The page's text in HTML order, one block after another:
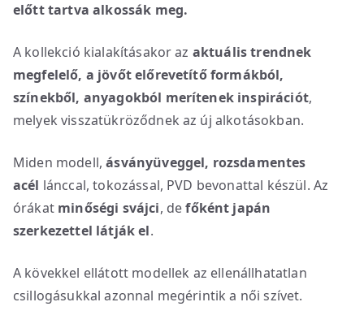
előtt tartva alkossák meg.
A kollekció kialakításakor az aktuális trendnek
megfelelő, a jövőt előrevetítő formákból,
színekből, anyagokból merítenek inspirációt,
melyek visszatükröződnek az új alkotásokban.
Miden modell,ásványüveggel, rozsdamentes
acél lánccal, tokozással, PVD bevonattal készül. Az
órákat minőségi svájci, defőként japán
szerkezettel látják el.
A kövekkel ellátott modellek az ellenállhatatlan
csillogásukkal azonnal megérintik a női szívet.